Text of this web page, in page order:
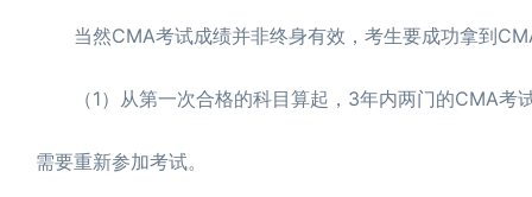
当然CMA考试成绩并非终身有效，考生要成功拿到
（1）从第一次合格的科目算起，3年内两门的CMA考
需要重新参加考试。